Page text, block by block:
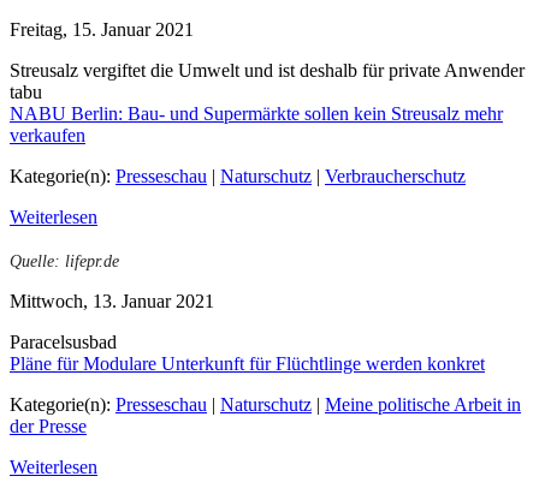
Freitag, 15. Januar 2021
Streusalz vergiftet die Umwelt und ist deshalb für private Anwender
tabu
NABU Berlin: Bau- und Supermärkte sollen kein Streusalz mehr
verkaufen
Kategorie(n): Presseschau | Naturschutz | Verbraucherschutz
Weiterlesen
Quelle: lifepr.de
Mittwoch, 13. Januar 2021
Paracelsusbad
Pläne für Modulare Unterkunft für Flüchtlinge werden konkret
Kategorie(n): Presseschau | Naturschutz | Meine politische Arbeit in
der Presse
Weiterlesen